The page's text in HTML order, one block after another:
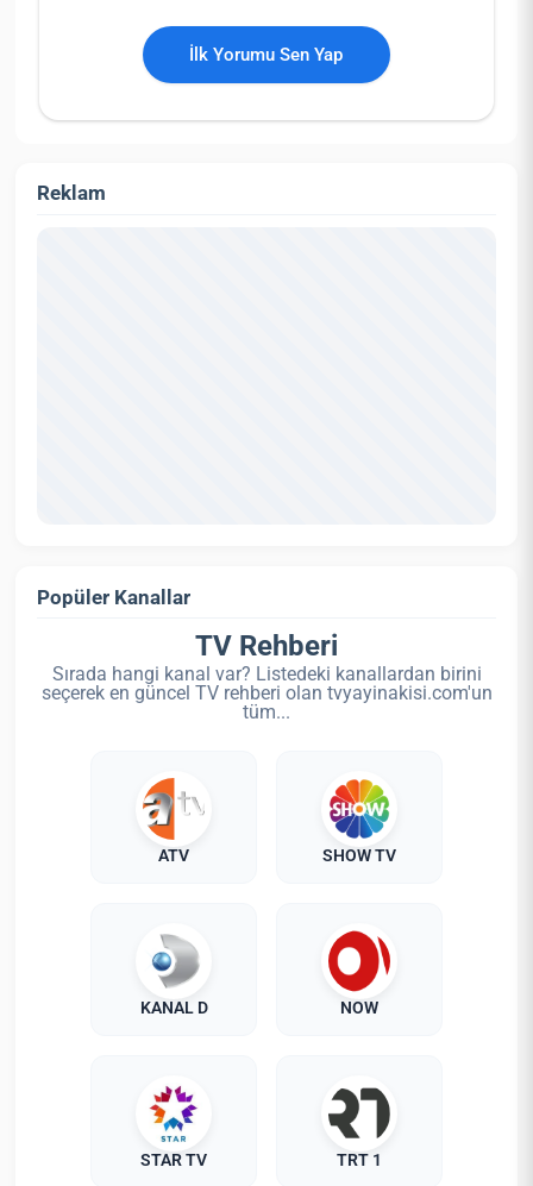
İlk Yorumu Sen Yap
Reklam
Popüler Kanallar
TV Rehberi
Sırada hangi kanal var? Listedeki kanallardan birini
seçerek en güncel TV rehberi olan tvyayinakisi.com'un
tüm...
ATV SHOW TV
KANAL D NOW
STAR TV TRT 1